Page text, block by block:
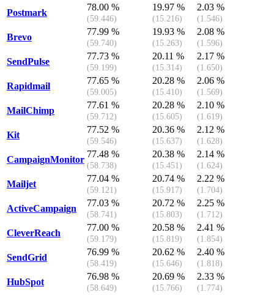
Postmark
78.00 %
(59.446)
19.97 %
(15.216)
2.03 %
(1.546)
Brevo
77.99 %
(59.740)
19.93 %
(15.263)
2.08 %
(1.596)
SendPulse
77.73 %
(59.199)
20.11 %
(15.314)
2.17 %
(1.650)
Rapidmail
77.65 %
(59.005)
20.28 %
(15.410)
2.06 %
(1.569)
MailChimp
77.61 %
(59.712)
20.28 %
(15.605)
2.10 %
(1.619)
Kit
77.52 %
(59.546)
20.36 %
(15.637)
2.12 %
(1.628)
CampaignMonitor
77.48 %
(58.738)
20.38 %
(15.451)
2.14 %
(1.624)
Mailjet
77.04 %
(59.121)
20.74 %
(15.917)
2.22 %
(1.704)
ActiveCampaign
77.03 %
(58.741)
20.72 %
(15.803)
2.25 %
(1.712)
CleverReach
77.00 %
(59.179)
20.58 %
(15.819)
2.41 %
(1.854)
SendGrid
76.99 %
(58.419)
20.62 %
(15.646)
2.40 %
(1.818)
HubSpot
76.98 %
(58.649)
20.69 %
(15.766)
2.33 %
(1.774)